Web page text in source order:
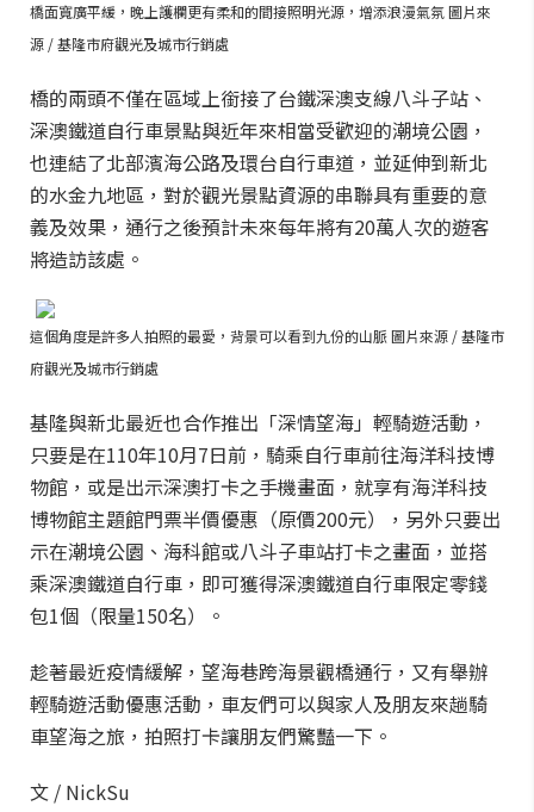
橋面寬廣平緩，晚上護欄更有柔和的間接照明光源，增添浪漫氣氛 圖片來
源 / 基隆市府觀光及城市行銷處
橋的兩頭不僅在區域上銜接了台鐵深澳支線八斗子站、
深澳鐵道自行車景點與近年來相當受歡迎的潮境公園，
也連結了北部濱海公路及環台自行車道，並延伸到新北
的水金九地區，對於觀光景點資源的串聯具有重要的意
義及效果，通行之後預計未來每年將有20萬人次的遊客
將造訪該處。
這個角度是許多人拍照的最愛，背景可以看到九份的山脈 圖片來源 / 基隆市
府觀光及城市行銷處
基隆與新北最近也合作推出「深情望海」輕騎遊活動，
只要是在110年10月7日前，騎乘自行車前往海洋科技博
物館，或是出示深澳打卡之手機畫面，就享有海洋科技
博物館主題館門票半價優惠（原價200元），另外只要出
示在潮境公園、海科館或八斗子車站打卡之畫面，並搭
乘深澳鐵道自行車，即可獲得深澳鐵道自行車限定零錢
包1個（限量150名）。
趁著最近疫情緩解，望海巷跨海景觀橋通行，又有舉辦
輕騎遊活動優惠活動，車友們可以與家人及朋友來趟騎
車望海之旅，拍照打卡讓朋友們驚豔一下。
文 / NickSu